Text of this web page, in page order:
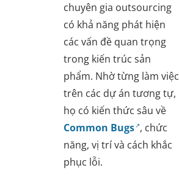
chuyên gia outsourcing
có khả năng phát hiện
các vấn đề quan trọng
trong kiến trúc sản
phẩm. Nhờ từng làm việc
trên các dự án tương tự,
họ có kiến thức sâu về
Common Bugs , chức
năng, vị trí và cách khắc
phục lỗi.